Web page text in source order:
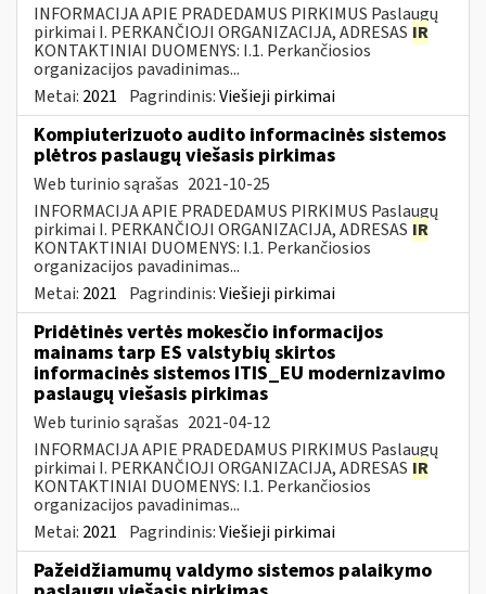
INFORMACIJA APIE PRADEDAMUS PIRKIMUS Paslaugų
pirkimai I. PERKANČIOJI ORGANIZACIJA, ADRESAS IR
KONTAKTINIAI DUOMENYS: I.1. Perkančiosios
organizacijos pavadinimas...
Metai: 2021 Pagrindinis:Viešieji pirkimai
Kompiuterizuoto audito informacinės sistemos
plėtros paslaugų viešasis pirkimas
Web turinio sąrašas 2021-10-25
INFORMACIJA APIE PRADEDAMUS PIRKIMUS Paslaugų
pirkimai I. PERKANČIOJI ORGANIZACIJA, ADRESAS IR
KONTAKTINIAI DUOMENYS: I.1. Perkančiosios
organizacijos pavadinimas...
Metai: 2021 Pagrindinis:Viešieji pirkimai
Pridėtinės vertės mokesčio informacijos
mainams tarp ES valstybių skirtos
informacinės sistemos ITIS_EU modernizavimo
paslaugų viešasis pirkimas
Web turinio sąrašas 2021-04-12
INFORMACIJA APIE PRADEDAMUS PIRKIMUS Paslaugų
pirkimai I. PERKANČIOJI ORGANIZACIJA, ADRESAS IR
KONTAKTINIAI DUOMENYS: I.1. Perkančiosios
organizacijos pavadinimas...
Metai: 2021 Pagrindinis:Viešieji pirkimai
Pažeidžiamumų valdymo sistemos palaikymo